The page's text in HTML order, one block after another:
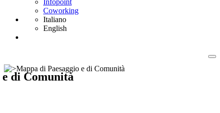
Infopoint
Coworking
Italiano
English
di Comunità